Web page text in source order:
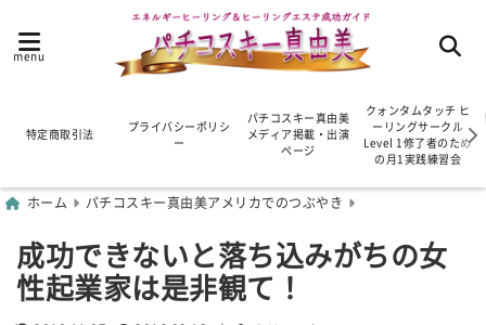
menu
特定商取引法
プライバシーポリシ
ー
パチコスキー真由美
メディア掲載・出演
ページ
クォンタムタッチ ヒ
ーリングサークル
Level 1修了者のため
の月1実践練習会
ホーム パチコスキー真由美アメリカでのつぶやき
成功できないと落ち込みがちの女
性起業家は是非観て！